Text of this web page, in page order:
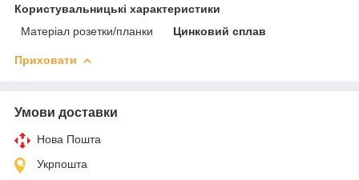
Користувальницькі характеристики
Матеріал розетки/планки
Цинковий сплав
Приховати
Умови доставки
Нова Пошта
Укрпошта